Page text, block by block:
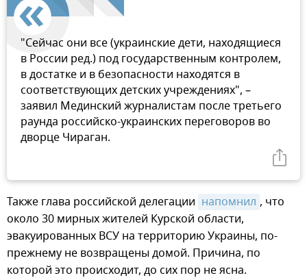
"Сейчас они все (украинские дети, находящиеся
в России ред.) под государственным контролем,
в достатке и в безопасности находятся в
соответствующих детских учреждениях", –
заявил Мединский журналистам после третьего
раунда российско-украинских переговоров во
дворце Чираган.
Также глава российской делегации напомнил , что
около 30 мирных жителей Курской области,
эвакуированных ВСУ на территорию Украины, по-
прежнему не возвращены домой. Причина, по
которой это происходит, до сих пор не ясна.